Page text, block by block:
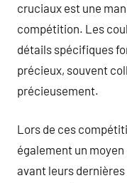
cruciaux est une
compétition. Les
détails spécifiques
précieux, souvent
précieusement.
Lors de ces
également un
avant leurs